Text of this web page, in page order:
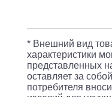
связи
с
* Внешний вид
характеристики
представленных
оставляет за
потребителя